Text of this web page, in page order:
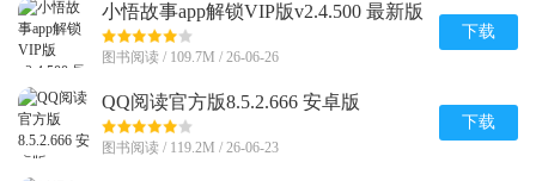
小悟故事app解锁VIP版v2.4.500 最新版
图书阅读 / 109.7M / 26-06-26
下载
QQ阅读官方版8.5.2.666 安卓版
图书阅读 / 119.2M / 26-06-23
下载